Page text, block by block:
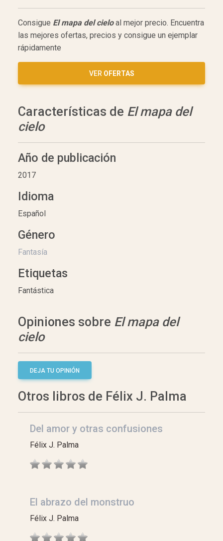
Consigue El mapa del cieloal mejor precio. Encuentra
las mejores ofertas, precios y consigue un ejemplar
rápidamente
VER OFERTAS
Características de El mapa del
cielo
Año de publicación
2017
Idioma
Español
Género
Fantasía
Etiquetas
Fantástica
Opiniones sobre El mapa del
cielo
DEJA TU OPINIÓN
Otros libros de Félix J. Palma
Del amor y otras confusiones
Félix J. Palma
El abrazo del monstruo
Félix J. Palma